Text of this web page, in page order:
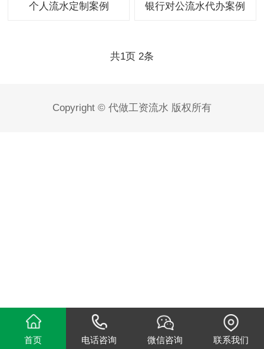
个人流水定制案例 银行对公流水代办案例
共1页 2条
Copyright © 代做工资流水 版权所有
首页 电话咨询 微信咨询 联系我们